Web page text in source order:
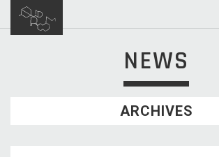
NEWS
ARCHIVES